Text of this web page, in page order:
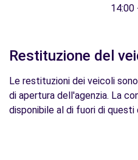
14:00
Restituzione del
Le restituzioni dei veicoli
di apertura dell'agenzia. La
disponibile al di fuori di questi